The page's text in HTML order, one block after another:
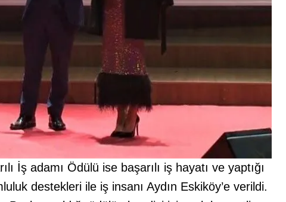
İş adamı Ödülü ise başarılı iş hayatı ve yaptığı
destekleri ile iş insanı Aydın Eskiköy’e verildi.